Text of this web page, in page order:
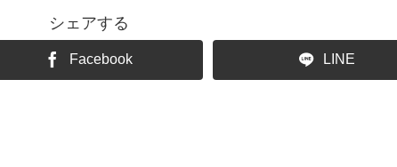
シェアする
Facebook LINE